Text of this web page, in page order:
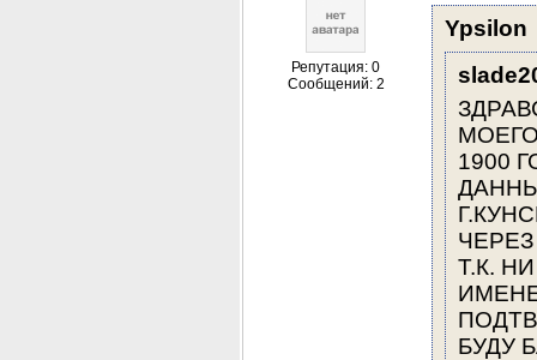
Репутация: 0
Сообщений: 2
Ypsilon
1900
Т.К.
БУДУ